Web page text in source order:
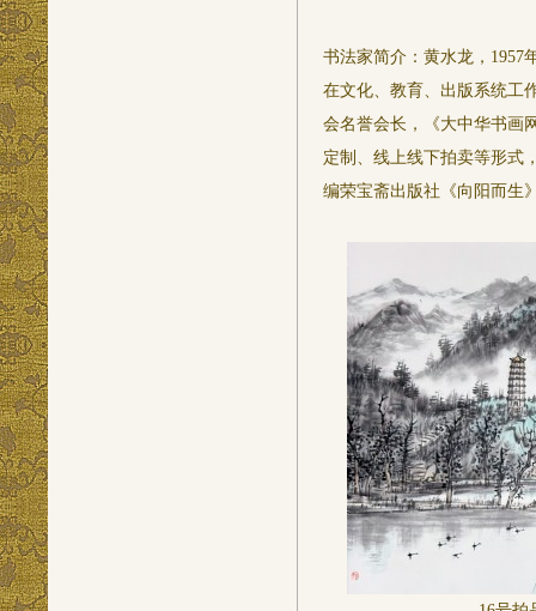
书法家简介：黄水龙，1957
在文化、教育、出版系统工
会名誉会长，《大中华书画
定制、线上线下拍卖等形式
编荣宝斋出版社《向阳而生